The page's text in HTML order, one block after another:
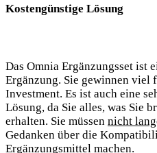
Kostengünstige Lösung
Das Omnia Ergänzungsset ist
Ergänzung. Sie gewinnen viel
Investment. Es ist auch eine
Lösung, da Sie alles, was Sie
erhalten. Sie müssen nicht
Gedanken über die
Ergänzungsmittel machen.